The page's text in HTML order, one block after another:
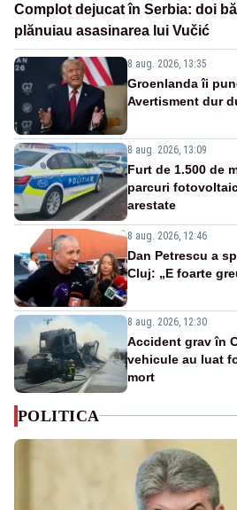
Complot dejucat în Serbia: doi
plănuiau asasinarea lui Vučić
8 aug. 2026, 13:35
Groenlanda îi
Avertisment dur
8 aug. 2026, 13:09
Furt de 1.500 de
parcuri
arestate
8 aug. 2026, 12:46
Dan Petrescu a
Cluj: „E foarte
8 aug. 2026, 12:30
Accident grav în
vehicule au luat
mort
POLITICA